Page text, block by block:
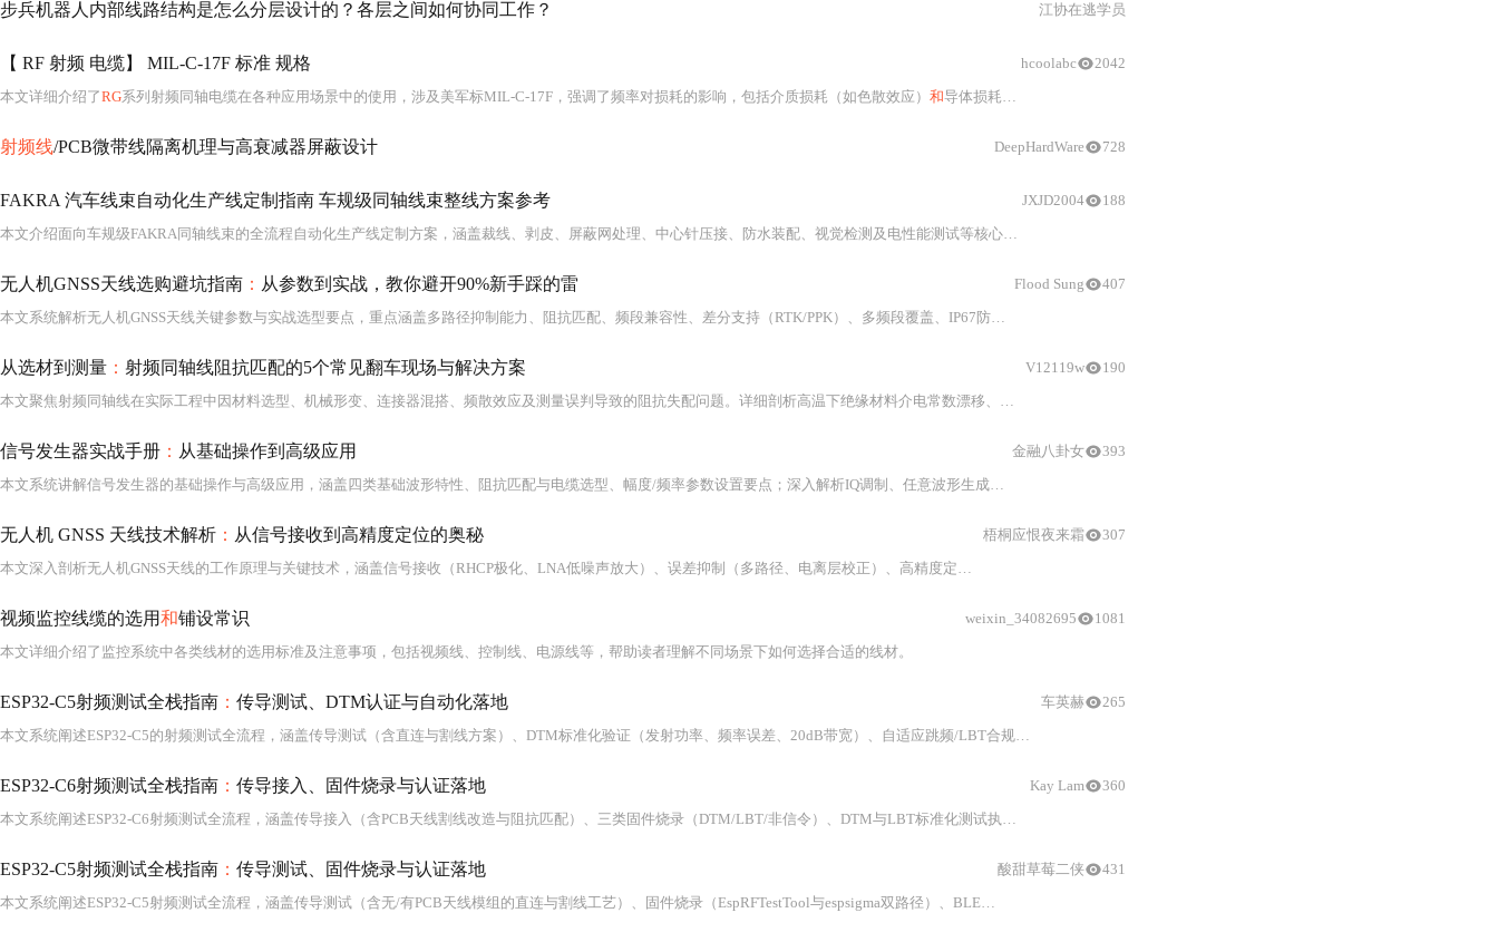
步兵机器人内部线路结构是怎么分层设计的？各层之间如何协同工作？ 江协在逃学员
【 RF 射频 电缆】 MIL-C-17F 标准 规格
本文详细介绍了RG系列射频同轴电缆在各种应用场景中的使用，涉及美军标MIL-C-17F，强调了频率对损耗的影响，包括介质损耗（如色散效应） 和导体损耗（热损耗
hcoolabc 2042
射频线/PCB微带线隔离机理与高衰减器屏蔽设计 DeepHardWare 728
FAKRA 汽车线束自动化生产线定制指南 车规级同轴线束整线方案参考
本文介绍面向车规级FAKRA同轴线束的全流程自动化生产线定制方案，涵盖裁线、剥皮、屏蔽网处理、中心针压接、防水装配、视觉检测及电性能测试等核心工序。方案支持非标定制，具备高精度伺服压接（0.01mm）、多层精密剥皮、CCD在线视觉检测、车规级电气测试（导通/阻抗/耐压/驻波比）
JXJD2004 188
无人机GNSS天线选购避坑指南 ： 从参数到实战，教你避开90%新手踩的雷
本文系统解析无人机GNSS天线关键参数与实战选型要点，重点涵盖多路径抑制能力、阻抗匹配、频段兼容性、差分支持（RTK/PPK）、多频段覆盖、IP67防护、振动测试标准及安装位置优化。指出城市峡谷、高纬度、强电磁干扰等典型场景下的性能衰减原因与应对方案，并强调新技术如云校正、IMU耦合、抗欺骗功能的兼容性风险，为
Flood Sung 407
从选材到测量 ： 射频同轴线阻抗匹配的5个常见翻车现场与解决方案
本文聚焦射频同轴线在实际工程中因材料选型、机械形变、连接器混搭、频散效应及测量误判导致的阻抗失配问题。详细剖析高温下绝缘材料介电常数漂移、弯曲引起的几何畸变、劣质压接形成的不连续点、宽带应用中忽略频散带来的匹配偏差，以及校准面偏移、夹具未去嵌等测量失误。强调从材料温稳性、结构完整性、连接一致性、宽频验证到精准校准的全流程控制，适用于5G、Wi-Fi 6、车载雷达等高频高可靠性场景。
V12119w 190
信号发生器实战手册 ： 从基础操作到高级应用
本文系统讲解信号发生器的基础操作与高级应用，涵盖四类基础波形特性、阻抗匹配与电缆选型、幅度/频率参数设置要点；深入解析IQ调制、任意波形生成（AWG）、多通道相位相干同步及极限环境稳定性测试；并提供校准周期、故障排查与维护实践方法，聚焦
金融八卦女 393
无人机 GNSS 天线技术解析 ： 从信号接收到高精度定位的奥秘
本文深入剖析无人机GNSS天线的工作原理与关键技术，涵盖信号接收（RHCP极化、LNA低噪声放大）、误差抑制（多路径、电离层校正）、高精度定位支撑（RTK/PPK对多频段及相位中心稳定性的严苛要求），并详解天线选型核心参数（频段、增益、NF、多路径抑制）及安装实践要点。重点突出天线作为定位链路‘第一道关口’对系统精度上限的决定性作用。
梧桐应恨夜来霜 307
视频监控线缆的选用和铺设常识
本文详细介绍了监控系统中各类线材的选用标准及注意事项，包括视频线、控制线、电源线等，帮助读者理解不同场景下如何选择合适的线材。
weixin_34082695 1081
ESP32-C5射频测试全栈指南 ： 传导测试、DTM认证与自动化落地
本文系统阐述ESP32-C5的射频测试全流程，涵盖传导测试（含直连与割线方案）、DTM标准化验证（发射功率、频率误差、20dB带宽）、自适应跳频/LBT合规测试、802.15.4/Zigbee非信令测试、多国认证对标（CE/FCC/SRRC/WFA QuickTrack）、自动化测试平台搭建（Python+硬件矩阵）、eFuse产线校准体系及认证文档包编制。强调测试可复现性、指标闭环验证与工程落地细节。
车英赫 265
ESP32-C6射频测试全栈指南 ： 传导接入、固件烧录与认证落地
本文系统阐述ESP32-C6射频测试全流程，涵盖传导接入（含PCB天线割线改造与阻抗匹配）、三类固件烧录（DTM/LBT/非信令）、DTM与LBT标准化测试执行、Zigbee发射/接收量化、全球认证
Kay Lam 360
ESP32-C5射频测试全栈指南 ： 传导测试、固件烧录与认证落地
本文系统阐述ESP32-C5射频测试全流程，涵盖传导测试（含无/有PCB天线模组的直连与割线工艺）、固件烧录（EspRFTestTool与espsigma双路径）、BLE/Zigbee协议射频验证（DTM、LBT、PER测试）、CE/FCC/SRRC/WFA四大认证差异化要求，以及屏蔽箱校准、链路四级校准、故障根因分析等关键技术细节。
酸甜草莓二侠 431